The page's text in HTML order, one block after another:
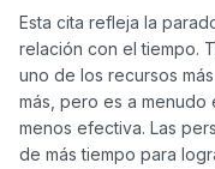
Esta cita refleja la
relación con el tiempo.
uno de los recursos
más, pero es a menudo
menos efectiva. Las
de más tiempo para